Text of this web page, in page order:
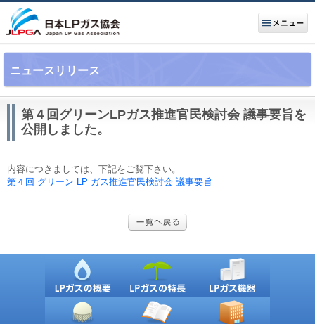
ニュースリリース
第４回グリーンLPガス推進官民検討会 議事要旨を
公開しました。
内容につきましては、下記をご覧下さい。
第４回 グリーン LP ガス推進官民検討会 議事要旨